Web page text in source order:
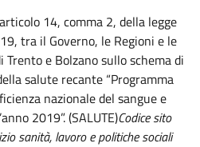
14, comma 2, della legge
tra il Governo, le Regioni e le
e Bolzano sullo schema di
salute recante “Programma
nazionale del sangue e
2019”. (SALUTE)Codice sito
sanità, lavoro e politiche sociali